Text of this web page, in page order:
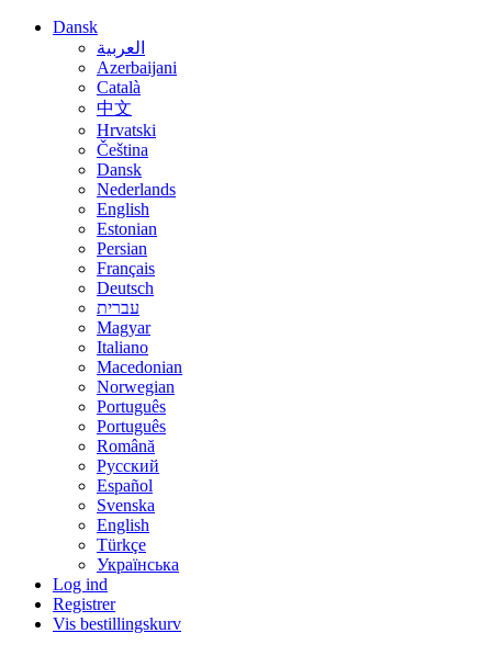
Dansk
العربية
Azerbaijani
Català
中文
Hrvatski
Čeština
Dansk
Nederlands
English
Estonian
Persian
Français
Deutsch
עברית
Magyar
Italiano
Macedonian
Norwegian
Português
Português
Română
Русский
Español
Svenska
English
Türkçe
Українська
Log ind
Registrer
Vis bestillingskurv